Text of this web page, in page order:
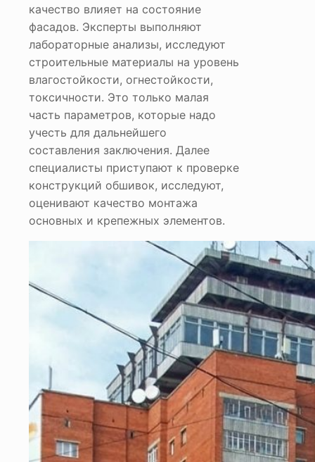
качество влияет на состояние
фасадов. Эксперты выполняют
лабораторные анализы, исследуют
строительные материалы на уровень
влагостойкости, огнестойкости,
токсичности. Это только малая
часть параметров, которые надо
учесть для дальнейшего
составления заключения. Далее
специалисты приступают к проверке
конструкций обшивок, исследуют,
оценивают качество монтажа
основных и крепежных элементов.